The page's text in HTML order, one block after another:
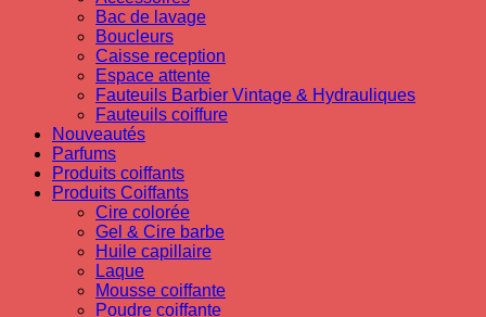
Bac de lavage
Boucleurs
Caisse reception
Espace attente
Fauteuils Barbier Vintage & Hydrauliques
Fauteuils coiffure
Nouveautés
Parfums
Produits coiffants
Produits Coiffants
Cire colorée
Gel & Cire barbe
Huile capillaire
Laque
Mousse coiffante
Poudre coiffante